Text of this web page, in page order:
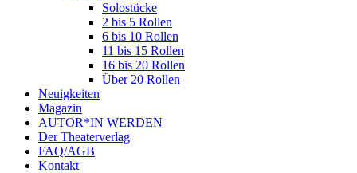
Solostücke
2 bis 5 Rollen
6 bis 10 Rollen
11 bis 15 Rollen
16 bis 20 Rollen
Über 20 Rollen
Neuigkeiten
Magazin
AUTOR*IN WERDEN
Der Theaterverlag
FAQ/AGB
Kontakt